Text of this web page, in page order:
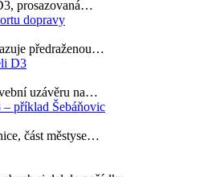
prosazovaná…
dopravy
předraženou…
D3
uzávěru na…
příklad Šebáňovic
část městyse…